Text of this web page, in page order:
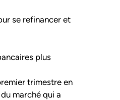
se refinancer et
plus
trimestre en
marché qui a